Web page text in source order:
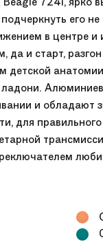
его
в центре
да и старт,
и обладают
для